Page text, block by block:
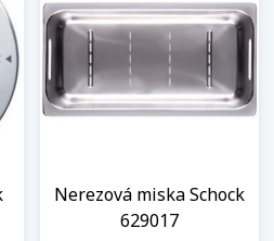
Nerezová miska Schock
629017